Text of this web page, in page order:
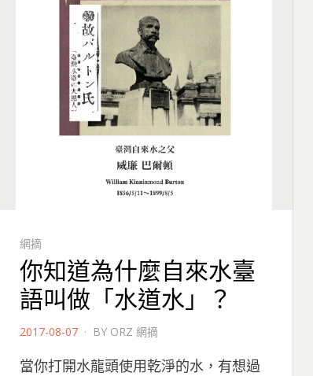
網摘
你知道為什麼自來水臺
語叫做「水道水」？
POSTED
2017-08-07 BY ORZ 網摘
當你打開水龍頭使用乾淨的水，有想過